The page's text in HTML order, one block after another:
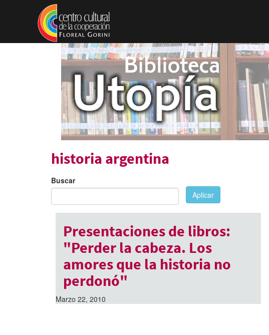
Pasar al contenido principal
historia argentina
Buscar
Aplicar
Presentaciones de libros:
"Perder la cabeza. Los
amores que la historia no
perdonó"
Marzo 22, 2010